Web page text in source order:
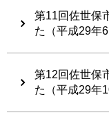
第11回佐世保
た（平成29年6
第12回佐世保
た（平成29年